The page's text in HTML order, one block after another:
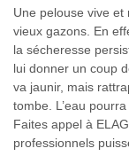
Une pelouse vive et
vieux gazons. En
la sécheresse
lui donner un coup
va jaunir, mais
tombe. L’eau
Faites appel à
professionnels